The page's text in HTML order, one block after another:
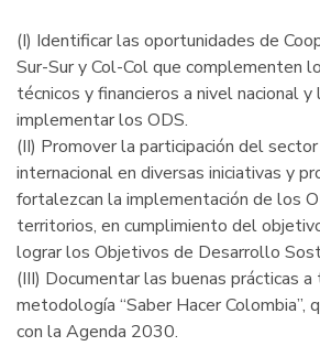
(I) Identificar las oportunidades de
Sur-Sur y Col-Col que complementen
técnicos y financieros a nivel nacional y
implementar los ODS.
(II) Promover la participación del
internacional en diversas iniciativas y
fortalezcan la implementación de los
territorios, en cumplimiento del
lograr los Objetivos de Desarrollo
(III) Documentar las buenas prácticas
metodología “Saber Hacer Colombia”,
con la Agenda 2030.